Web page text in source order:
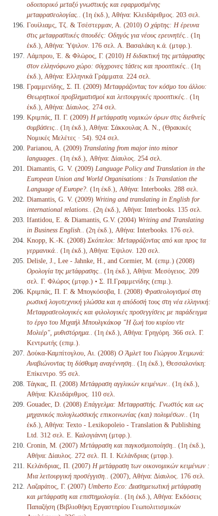
οδοιπορικό μεταξύ γνωστικής και εφαρμοσμένης
μεταφρασεολογίας.
. (1η έκδ.), Αθήνα: Κλειδάριθμος. 203 σελ.
Γουίλιαμς, Τζ. & Τσέστερμαν, Α. (2010) Ο χάρτης: Η έρευνα
στις μεταφραστικές σπουδές: Οδηγός για νέους ερευνητές.
. (1η
έκδ.), Αθήνα: Ύψιλον. 176 σελ. Α. Βασαλάκη κ.ά. (μτφρ.).
Λάμπρου, Έ. & Φλώρος, Γ. (2010) Η διδακτική της μετάφρασης
στον ελληνόφωνο χώρο: σύγχρονες τάσεις και προοπτικές.
. (1η
έκδ.), Αθήνα: Ελληνικά Γράμματα. 224 σελ.
Γραμμενίδης, Σ. Π. (2009) Μεταφράζοντας τον κόσμο του άλλου:
Θεωρητικοί προβληματισμοί και λειτουργικές προοπτικές.
. (1η
έκδ.), Αθήνα: Δίαυλος. 274 σελ.
Κριμπάς, Π. Γ. (2009) Η μετάφραση νομικών όρων στις διεθνείς
συμβάσεις.
. (1η έκδ.), Αθήνα: Σάκκουλας Α. Ν., (Θρακικές
Νομικές Μελέτες · 54). 924 σελ.
Parianou, A. (2009) Translating from major into minor
languages.
. (1η έκδ.), Αθήνα: Δίαυλος. 254 σελ.
Diamantis, G. V. (2009) Language Policy and Translation in the
European Union and World Organisations : Is Translation the
Language of Europe? . (1η έκδ.), Αθήνα: Interbooks. 288 σελ.
Diamantis, G. V. (2009) Writing and translating in English for
international relations.
. (2η έκδ.), Αθήνα: Interbooks. 135 σελ.
Ifantidou, Ε. & Diamantis, G.V. (2004) Writing and Translating
in Business English.
. (2η έκδ.), Αθήνα: Interbooks. 176 σελ.
Knopp, K.-K. (2008) Σκόπελοι: Μεταφράζοντας από και προς τα
γερμανικά.
. (1η έκδ.), Αθήνα: Έψιλον. 120 σελ.
Delisle, J., Lee - Jahnke, H., and Cormier, M. (επιμ.) (2008)
Ορολογία της μετάφρασης.
. (1η έκδ.), Αθήνα: Μεσόγειος. 209
σελ. Γ. Φλώρος (μτφρ.) • Σ. Π.Γραμμενίδης (επιμ.).
Κριμπάς, Π. Γ. & Μπογκόσοβα, Ι. (2008) Φρασεολογισμοί στη
ρωσική λογοτεχνική γλώσσα και η απόδοσή τους στη νέα ελληνική:
Μεταφρασεολογικές και φιλολογικές προσεγγίσεις με παράδειγμα
το έργο του Μιχαήλ Μπουλγκάκοφ "Η ζωή του κυρίου ντε
Μολιέρ", μυθιστόρημα.
. (1η έκδ.), Αθήνα: Γρηγόρη. 366 σελ. Γ.
Κεντρωτής (επιμ.).
Δούκα-Καμπίτογλου, Αι. (2008) Ο Άμλετ του Γιώργου Χειμωνά:
Αναβιώνοντας τη δύσθυμη αναγέννηση.
. (1η έκδ.), Θεσσαλονίκη:
Επίκεντρο. 95 σελ.
Τάγκας, Π. (2008) Μετάφραση αγγλικών κειμένων.
. (1η έκδ.),
Αθήνα: Κλειδάριθμος. 110 σελ.
Gouadec, D. (2008) Επάγγελμα: Μεταφραστής. Γνωστός και ως
μηχανικός πολυγλωσσικής επικοινωνίας (και) πολυμέσων.
. (1η
έκδ.), Αθήνα: Texto - Lexikopoleio - Translation & Publishing
Ltd. 312 σελ. Ε. Καλογιάννη (μτφρ.).
Cronin, M. (2007) Μετάφραση και παγκοσμιοποίηση.
. (1η έκδ.),
Αθήνα: Δίαυλος. 272 σελ. Π. Ι. Κελάνδριας (μτφρ.).
Κελάνδριας, Π. (2007) Η μετάφραση των οικονομικών κειμένων :
Μια λειτουργική προσέγγιση.
. (2007), Αθήνα: Δίαυλος. 176 σελ.
Λαζαράτος, Γ. (2007) Umberto Eco: Διασημειωτική μετάφραση
και μετάφραση και επιστημολογία.
. (1η έκδ.), Αθήνα: Εκδόσεις
Παπαζήση (Βιβλιοθήκη Εργαστηρίου Γεωπολιτισμικών